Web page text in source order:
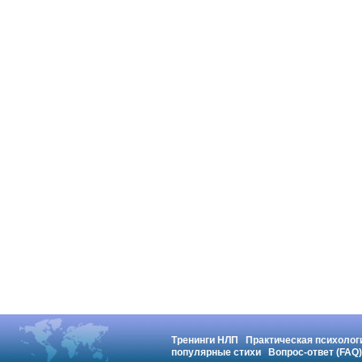
Тренинги НЛП
Практическая
популярные стихи
Вопрос-ответ (FAQ)